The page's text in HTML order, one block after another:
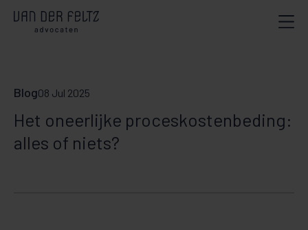
Blog08 Jul 2025
Het oneerlijke proceskostenbeding:
alles of niets?